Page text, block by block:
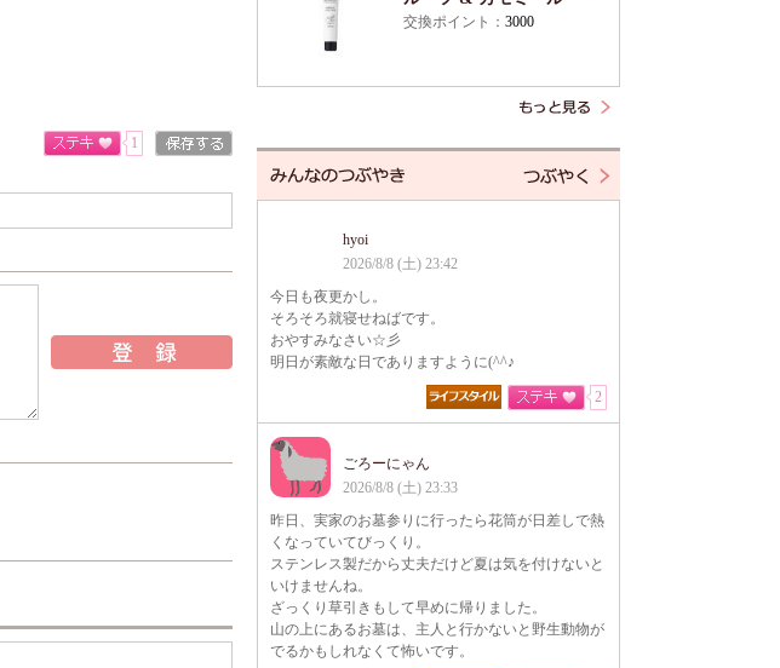
1
交換ポイント： 3000
hyoi
2026/8/8 (土) 23:42
今日も夜更かし。
そろそろ就寝せねばです。
おやすみなさい☆彡
明日が素敵な日でありますように(^^♪
2
ごろーにゃん
2026/8/8 (土) 23:33
昨日、実家のお墓参りに行ったら花筒が日差しで熱
くなっていてびっくり。
ステンレス製だから丈夫だけど夏は気を付けないと
いけませんね。
ざっくり草引きもして早めに帰りました。
山の上にあるお墓は、主人と行かないと野生動物が
でるかもしれなくて怖いです。